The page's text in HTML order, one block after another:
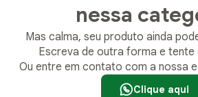
nessa
Mas calma, seu produto ainda
Escreva de outra forma e tente
Ou entre em contato com a nossa
Clique aqui